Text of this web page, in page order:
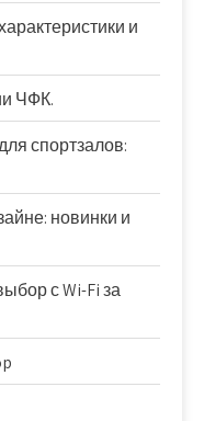
и
ЧФК.
спортзалов:
новинки и
с Wi-Fi за